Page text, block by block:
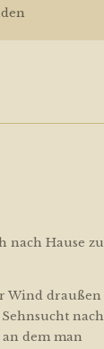
nach Hause zu
Wind draußen
nach
dem man